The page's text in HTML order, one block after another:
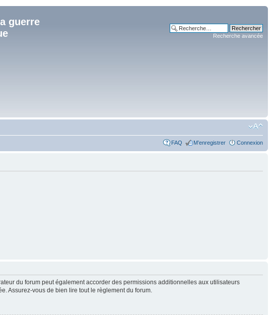
guerre
Recherche avancée
FAQ M’enregistrer Connexion
du forum peut également accorder des permissions additionnelles aux utilisateurs
Assurez-vous de bien lire tout le règlement du forum.